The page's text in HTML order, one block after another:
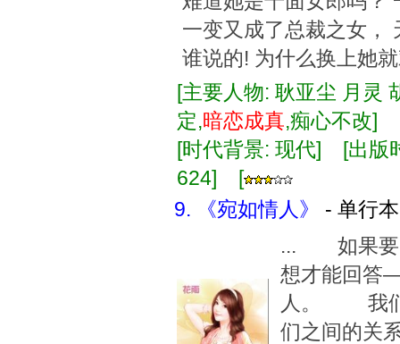
一变又成了总裁之女
谁说的! 为什么换上她
[主要人物: 耿亚尘 月
定,暗恋成真,痴心不改]
[时代背景: 现代] [出版
624] [
9. 《宛如情人》
- 单行
... 如果要
想才能回
人。 我
们之间的关